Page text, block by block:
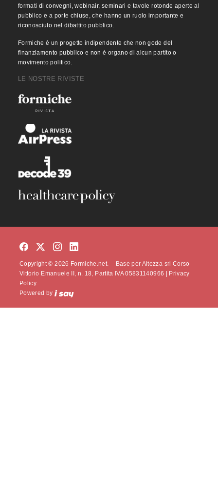
formati di convegni, webinair, seminari e tavole rotonde aperte al
pubblico e a porte chiuse, che hanno un ruolo importante e
riconosciuto nel dibattito pubblico.
Formiche è un progetto indipendente che non gode del
finanziamento pubblico e non è organo di alcun partito o
movimento politico.
LE NOSTRE RIVISTE
Copyright © 2026 Formiche.net. – Base per Altezza srl Corso
Vittorio Emanuele II, n. 18, Partita IVA 05831140966 |
Privacy
Policy.
Powered by